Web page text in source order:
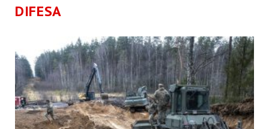
DIFESA